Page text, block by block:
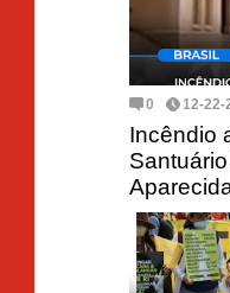
0 12-22-
Incêndio